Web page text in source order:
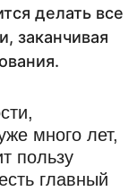
делать все
заканчивая
много лет,
пользу
главный